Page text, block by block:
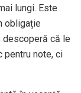
lungi. Este
obligație
descoperă că le
pentru note, ci